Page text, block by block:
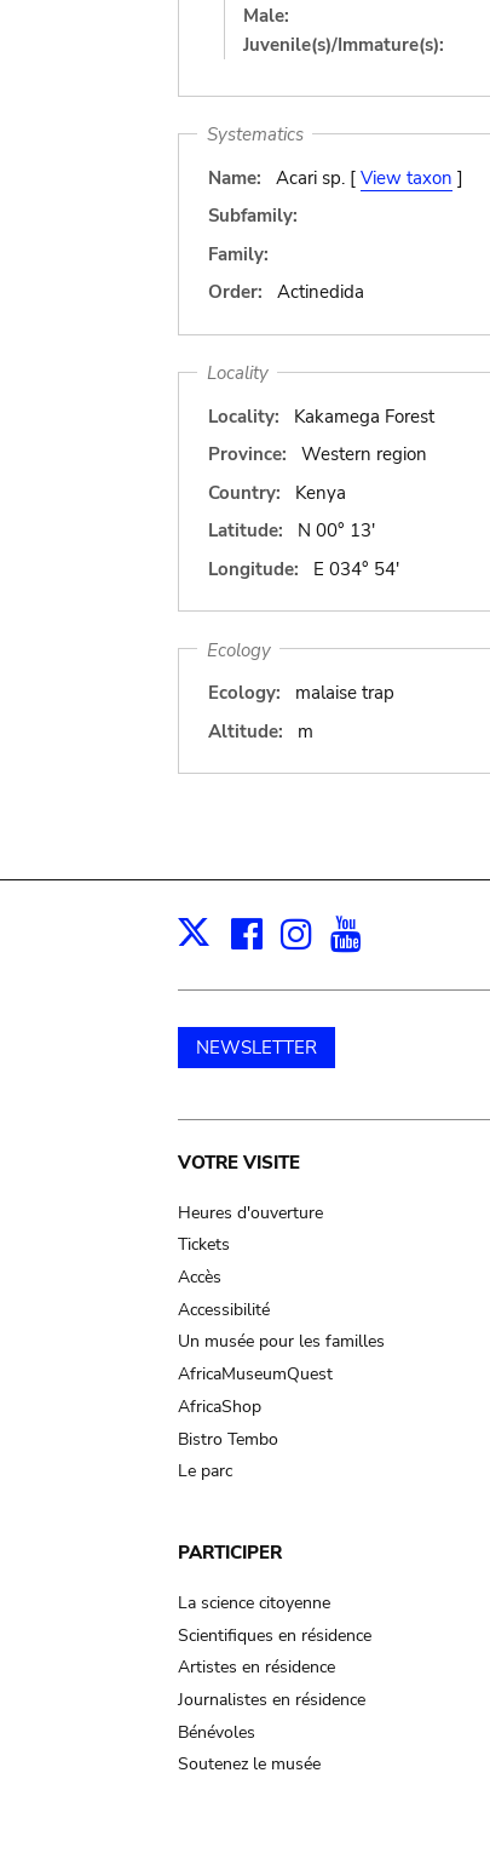
Male:
Juvenile(s)/Immature(s):
Systematics
Name:
Acari sp. [ View taxon ]
Subfamily:
Family:
Order:
Actinedida
Locality
Locality:
Kakamega Forest
Province:
Western region
Country:
Kenya
Latitude:
N 00° 13'
Longitude:
E 034° 54'
Ecology
Ecology:
malaise trap
Altitude:
m
X Facebook
Instagram
NEWSLETTER
Main
navigation
VOTRE VISITE
Heures d'ouverture
Tickets
Accès
Accessibilité
Un musée pour les familles
AfricaMuseumQuest
AfricaShop
Bistro Tembo
Le parc
PARTICIPER
La science citoyenne
Scientifiques en résidence
Artistes en résidence
Journalistes en résidence
Bénévoles
Soutenez le musée